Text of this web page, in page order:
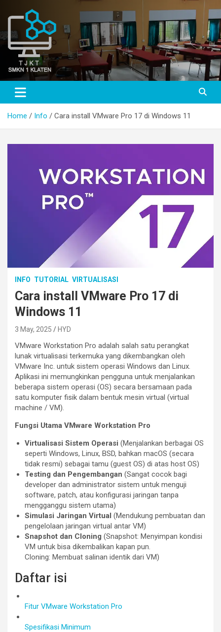
TJKT SMKN 1 KLATEN
TJKT SMKN 1 KLATEN
Home Info Cara install VMware Pro 17 di Windows 11
INFO TUTORIAL VIRTUALISASI
Cara install VMware Pro 17 di
Windows 11
3 May, 2025 HYD
VMware Workstation Pro adalah salah satu perangkat
lunak virtualisasi terkemuka yang dikembangkan oleh
VMware Inc. untuk sistem operasi Windows dan Linux.
Aplikasi ini memungkinkan pengguna untuk menjalankan
beberapa sistem operasi (OS) secara bersamaan pada
satu komputer fisik dalam bentuk mesin virtual (virtual
machine / VM).
Fungsi Utama VMware Workstation Pro
Virtualisasi Sistem Operasi (Menjalankan berbagai OS
seperti Windows, Linux, BSD, bahkan macOS (secara
tidak resmi) sebagai tamu (guest OS) di atas host OS)
Testing dan Pengembangan (Sangat cocok bagi
developer dan administrator sistem untuk menguji
software, patch, atau konfigurasi jaringan tanpa
mengganggu sistem utama)
Simulasi Jaringan Virtual (Mendukung pembuatan dan
pengelolaan jaringan virtual antar VM)
Snapshot dan Cloning (Snapshot: Menyimpan kondisi
VM untuk bisa dikembalikan kapan pun.
Cloning: Membuat salinan identik dari VM)
Daftar isi
Fitur VMware Workstation Pro
Spesifikasi Minimum